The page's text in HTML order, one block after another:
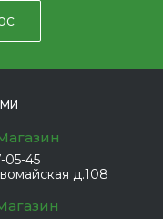
05-45
д.108